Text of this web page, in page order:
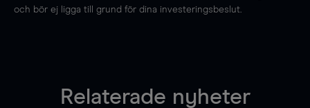
och bör ej ligga till grund för dina investeringsbeslut.
Relaterade nyheter